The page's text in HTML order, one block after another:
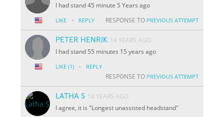
I had stand 45 minute 5 Years ago
LIKE · REPLY RESPONSE TO PREVIOUS ATTEMPT
PETER HENRIK 14 YEARS AGO
I had stand 55 minutes 15 years ago
LIKE (1) · REPLY
RESPONSE TO PREVIOUS ATTEMPT
LATHA S 14 YEARS AGO
I agree, it is "Longest unassisted headstand"